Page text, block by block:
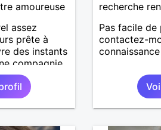
amoureuse
assez
prête à
des instants
compagnie,
ou une
recherche
Pas facile de
contactez-